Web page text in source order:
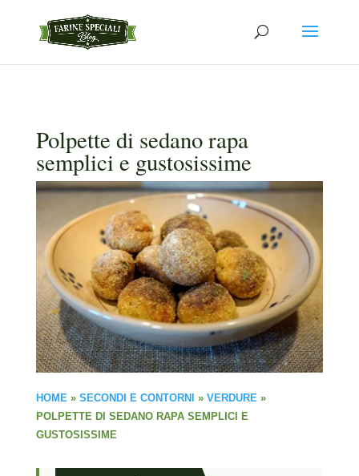
Polpette di sedano rapa
semplici e gustosissime
HOME » SECONDI E CONTORNI » VERDURE »
POLPETTE DI SEDANO RAPA SEMPLICI E
GUSTOSISSIME